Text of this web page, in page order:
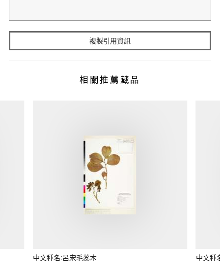
複製引用資訊
相關推薦藏品
中文種名:呂宋毛蕊木 中文種